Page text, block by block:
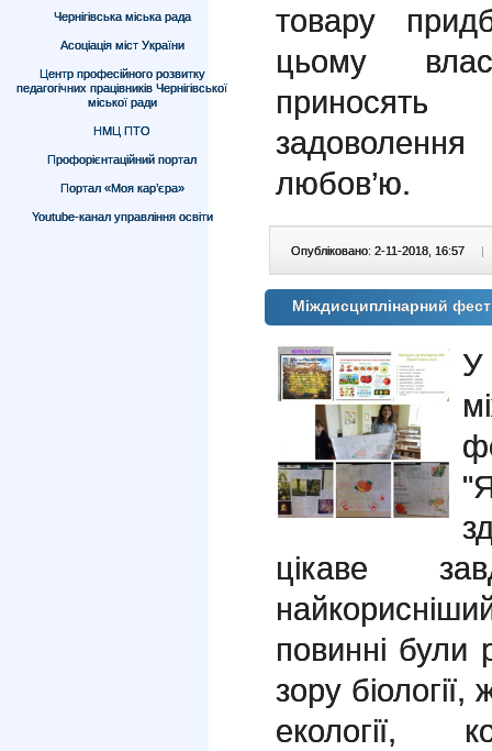
Чернігівська міська рада
Асоціація міст України
Центр професійного розвитку
педагогічних працівників Чернігівської
міської ради
НМЦ ПТО
Профорієнтаційний портал
Портал «Моя кар’єра»
Youtube-канал управління освіти
товару
цьому
любов’ю.
Опубліковано: 2-11-2018, 16:57 |
Міждисциплінарний
цікаве
повинні були
зору біології,
екології,